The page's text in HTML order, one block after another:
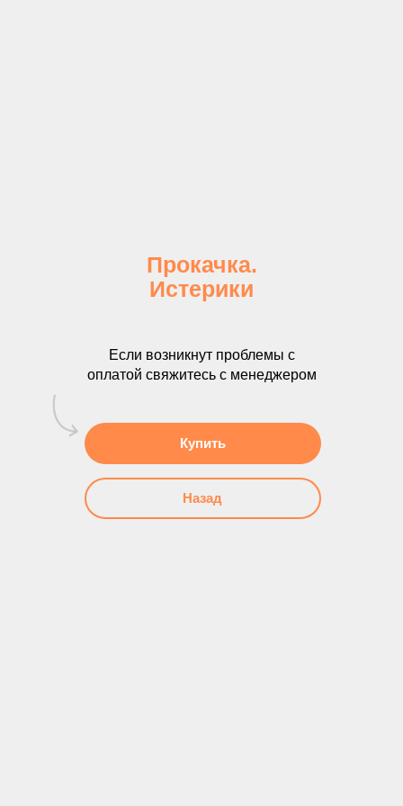
Прокачка.
Истерики
Если возникнут проблемы с
оплатой свяжитесь с менеджером
Купить
Назад